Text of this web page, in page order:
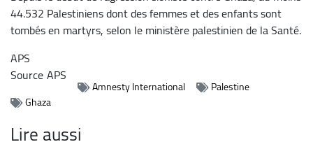
44.532 Palestiniens dont des femmes et des enfants sont
tombés en martyrs, selon le ministère palestinien de la Santé.
APS
SourceAPS
Amnesty International
Palestine
Ghaza
Lire aussi